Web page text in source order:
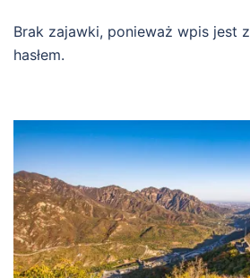
Brak zajawki, ponieważ wpis jest
hasłem.